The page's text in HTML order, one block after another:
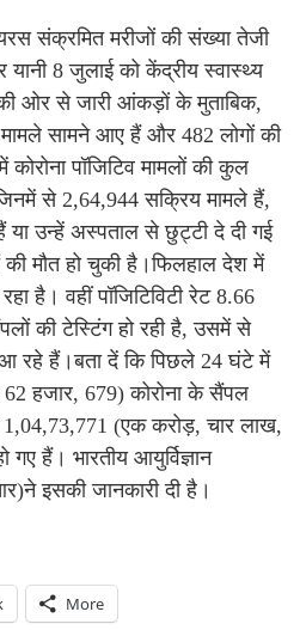
संक्रमित मरीजों की संख्या तेजी
यानी 8 जुलाई को केंद्रीय स्वास्थ्य
ओर से जारी आंकड़ों के मुताबिक,
सामने आए हैं और 482 लोगों की
पॉजिटिव मामलों की कुल
से 2,64,944 सक्रिय मामले हैं,
उन्हें अस्पताल से छुट्टी दे दी गई
मौत हो चुकी है।फिलहाल देश में
है। वहीं पॉजिटिविटी रेट 8.66
की टेस्टिंग हो रही है, उसमें से
रहे हैं।बता दें कि पिछले 24 घंटे में
हजार, 679) कोरोना के सैंपल
(एक करोड़, चार लाख,
हैं। भारतीय आयुर्विज्ञान
इसकी जानकारी दी है।
More